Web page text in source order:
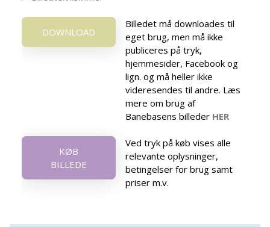
DOWNLOAD
Billedet må downloades til
eget brug, men må ikke
publiceres på tryk,
hjemmesider, Facebook og
lign. og må heller ikke
videresendes til andre. Læs
mere om brug af
Banebasens billeder HER
KØB
BILLEDE
Ved tryk på køb vises alle
relevante oplysninger,
betingelser for brug samt
priser m.v.